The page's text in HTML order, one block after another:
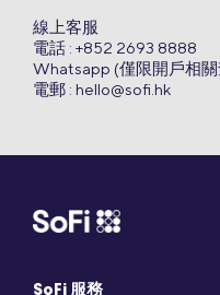
SoFi 服務
線上客服
電話 : +852 2693 8888
Whatsapp (僅限開戶相
電郵 : hello@sofi.hk